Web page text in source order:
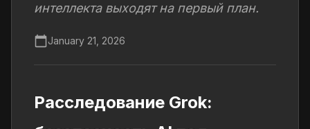
интеллекта выходят на первый план.
January 21, 2026
Расследование Grok: